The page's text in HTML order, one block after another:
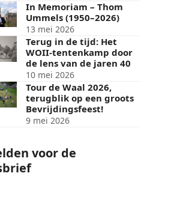
In Memoriam – Thom
Ummels (1950–2026)
13 mei 2026
Terug in de tijd: Het
WOII-tentenkamp door
de lens van de jaren 40
10 mei 2026
Tour de Waal 2026,
terugblik op een groots
Bevrijdingsfeest!
9 mei 2026
voor de